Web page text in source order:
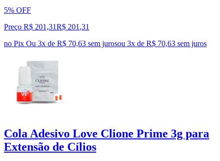
5% OFF
Preço R$ 201,31R$ 201 ,31
no Pix Ou 3x de R$ 70,63 sem jurosou 3x de R$ 70,63 sem juros
Cola Adesivo Love Clione Prime 3g para
Extensão de Cílios